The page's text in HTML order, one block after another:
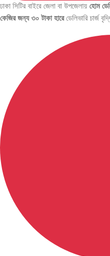
ঢাকা সিটির বাইরে জেলা বা উপজেলায় হোম
কেজির জন্য ৩০ টাকা হারেডেলিভারি চার্জ